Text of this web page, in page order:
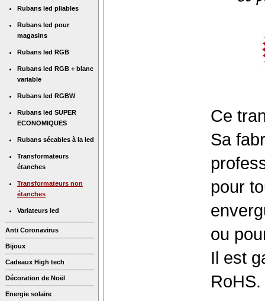
Rubans led pliables
Rubans led pour
magasins
Rubans led RGB
Rubans led RGB + blanc
variable
Rubans led RGBW
Rubans led SUPER
ECONOMIQUES
Rubans sécables à la led
Transformateurs
étanches
Transformateurs non
étanches
Variateurs led
Anti Coronavirus
Bijoux
Cadeaux High tech
Décoration de Noël
Energie solaire
Ce
Sa
pour
ou
Il est
RoHS.